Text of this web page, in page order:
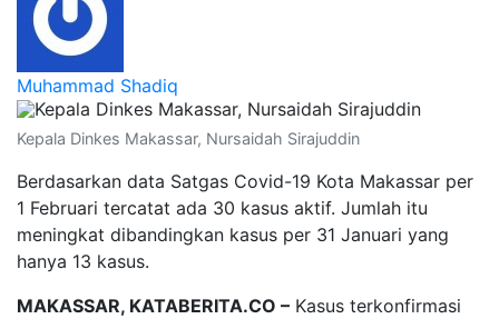
Muhammad Shadiq
Kepala Dinkes Makassar, Nursaidah Sirajuddin
Berdasarkan data Satgas Covid-19 Kota Makassar per
1 Februari tercatat ada 30 kasus aktif. Jumlah itu
meningkat dibandingkan kasus per 31 Januari yang
hanya 13 kasus.
MAKASSAR, KATABERITA.CO – Kasus terkonfirmasi